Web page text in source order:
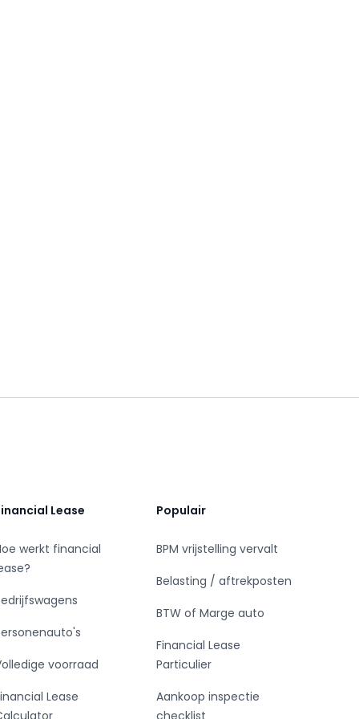
Lease
werkt financial
voorraad
Lease
Populair
BPM vrijstelling vervalt
Belasting / aftrekposten
BTW of Marge auto
Financial Lease
Particulier
Aankoop inspectie
checklist